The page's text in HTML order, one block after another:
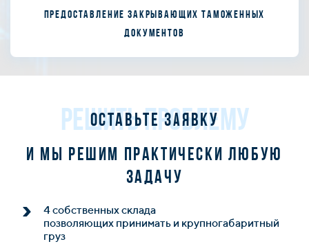
Предоставление закрывающих таможенных
документов
РЕШИТЬ ПРОБЛЕМУ
Оставьте заявку
и мы решим практически любую
задачу
4 собственных склада
позволяющих принимать и крупногабаритный
груз